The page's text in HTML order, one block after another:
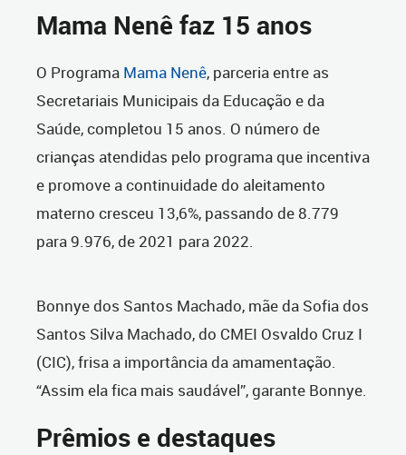
Mama Nenê faz 15 anos
O Programa Mama Nenê, parceria entre as
Secretariais Municipais da Educação e da
Saúde, completou 15 anos. O número de
crianças atendidas pelo programa que incentiva
e promove a continuidade do aleitamento
materno cresceu 13,6%, passando de 8.779
para 9.976, de 2021 para 2022.
Bonnye dos Santos Machado, mãe da Sofia dos
Santos Silva Machado, do CMEI Osvaldo Cruz I
(CIC), frisa a importância da amamentação.
“Assim ela fica mais saudável”, garante Bonnye.
Prêmios e destaques